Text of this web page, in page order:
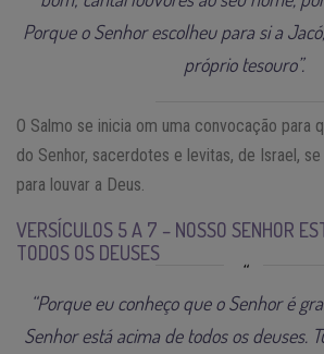
Porque o Senhor escolheu para si a
próprio tesouro”.
O Salmo se inicia om uma convocação para
do Senhor, sacerdotes e levitas, de Israel,
para louvar a Deus.
VERSÍCULOS 5 A 7 – NOSSO SENHOR
TODOS OS DEUSES
“Porque eu conheço que o Senhor é
Senhor está acima de todos os deuses.